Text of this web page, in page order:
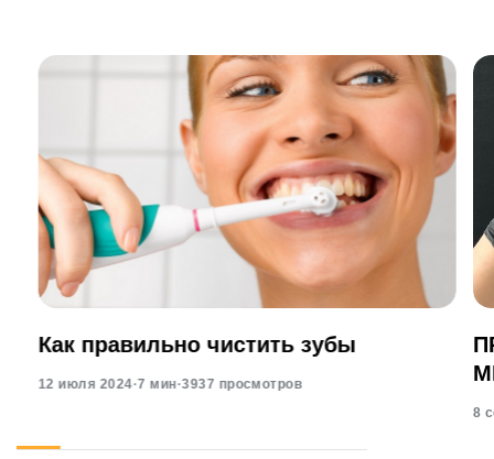
Как правильно чистить зубы
12 июля 2024·7 мин·3937 просмотров
8